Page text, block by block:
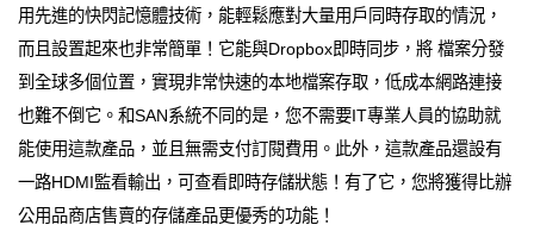
用先進的快閃記憶體技術，能輕鬆應對大量用戶同時存取的情況，
而且設置起來也非常簡單！它能與Dropbox即時同步，將 檔案分發
到全球多個位置，實現非常快速的本地檔案存取，低成本網路連接
也難不倒它。和SAN系統不同的是，您不需要IT專業人員的協助就
能使用這款產品，並且無需支付訂閱費用。此外，這款產品還設有
一路HDMI監看輸出，可查看即時存儲狀態！有了它，您將獲得比辦
公用品商店售賣的存儲產品更優秀的功能！